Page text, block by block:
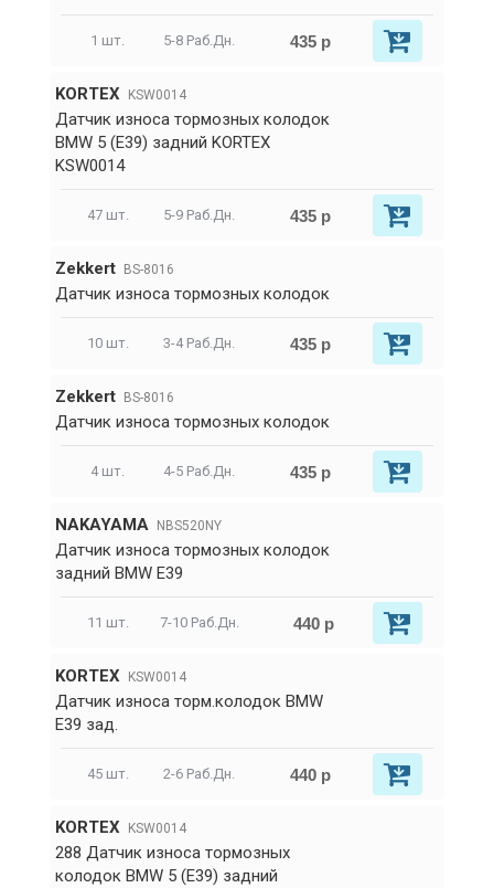
1 шт. 5-8 Раб.Дн. 435 р
KORTEX KSW0014
Датчик износа тормозных колодок
BMW 5 (E39) задний KORTEX
KSW0014
47 шт. 5-9 Раб.Дн. 435 р
Zekkert BS-8016
Датчик износа тормозных колодок
10 шт. 3-4 Раб.Дн. 435 р
Zekkert BS-8016
Датчик износа тормозных колодок
4 шт. 4-5 Раб.Дн. 435 р
NAKAYAMA NBS520NY
Датчик износа тормозных колодок
задний BMW E39
11 шт. 7-10 Раб.Дн. 440 р
KORTEX KSW0014
Датчик износа торм.колодок BMW
E39 зад.
45 шт. 2-6 Раб.Дн. 440 р
KORTEX KSW0014
288 Датчик износа тормозных
колодок BMW 5 (E39) задний